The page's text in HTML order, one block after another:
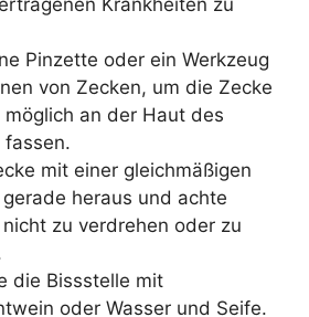
Pinzette oder ein Werkzeug
von Zecken, um die Zecke
möglich an der Haut des
fassen.
mit einer gleichmäßigen
heraus und achte
zu verdrehen oder zu
die Bissstelle mit
oder Wasser und Seife.